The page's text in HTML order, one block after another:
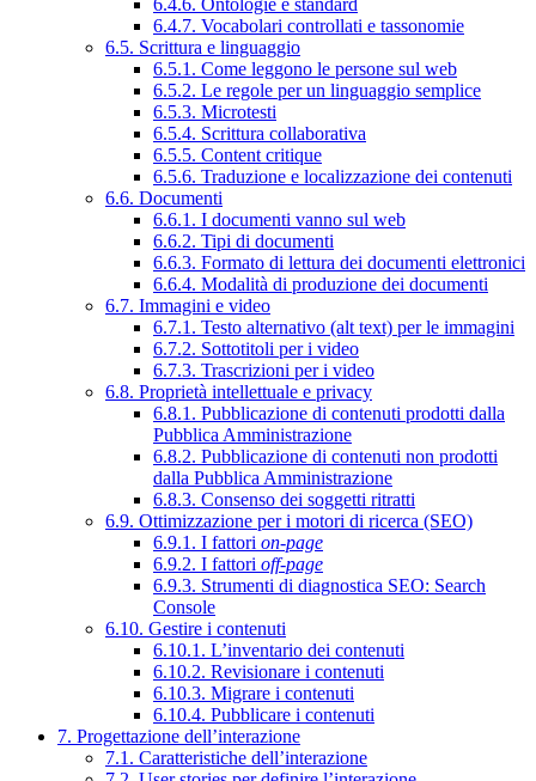
6.4.7. Vocabolari controllati e tassonomie
6.5. Scrittura e linguaggio
6.5.1. Come leggono le persone sul web
6.5.2. Le regole per un linguaggio semplice
6.5.3. Microtesti
6.5.4. Scrittura collaborativa
6.5.5. Content critique
6.5.6. Traduzione e localizzazione dei contenuti
6.6. Documenti
6.6.1. I documenti vanno sul web
6.6.2. Tipi di documenti
6.6.3. Formato di lettura dei documenti elettronici
6.6.4. Modalità di produzione dei documenti
6.7. Immagini e video
6.7.1. Testo alternativo (alt text) per le immagini
6.7.2. Sottotitoli per i video
6.7.3. Trascrizioni per i video
6.8. Proprietà intellettuale e privacy
6.8.1. Pubblicazione di contenuti prodotti dalla
Pubblica Amministrazione
6.8.2. Pubblicazione di contenuti non prodotti
dalla Pubblica Amministrazione
6.8.3. Consenso dei soggetti ritratti
6.9. Ottimizzazione per i motori di ricerca (SEO)
6.9.1. I fattori on-page
6.9.2. I fattori off-page
6.9.3. Strumenti di diagnostica SEO: Search
Console
6.10. Gestire i contenuti
6.10.1. L’inventario dei contenuti
6.10.2. Revisionare i contenuti
6.10.3. Migrare i contenuti
6.10.4. Pubblicare i contenuti
7. Progettazione dell’interazione
7.1. Caratteristiche dell’interazione